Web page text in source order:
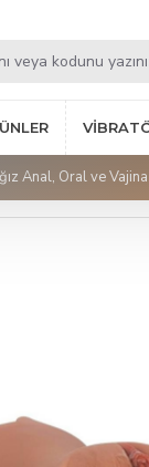
Anal, Oral ve